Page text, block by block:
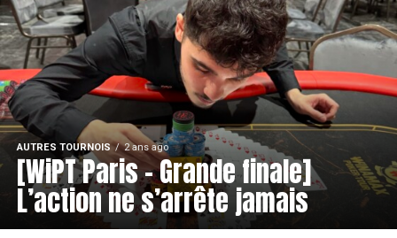
AUTRES TOURNOIS 2 ans ago
[WiPT Paris – Grande finale]
L’action ne s’arrête jamais